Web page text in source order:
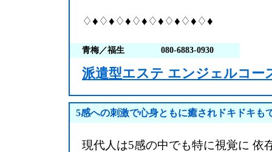
♢♦︎♢♦︎♢♦︎♢♦︎♢♦︎♢♦︎♢♦︎♢♦︎
青梅／福生 080-6883-0930
派遣型エステ エンジェルコー
5感への刺激で心身ともに癒されドキドキも
現代人は5感の中でも特に視覚に 依